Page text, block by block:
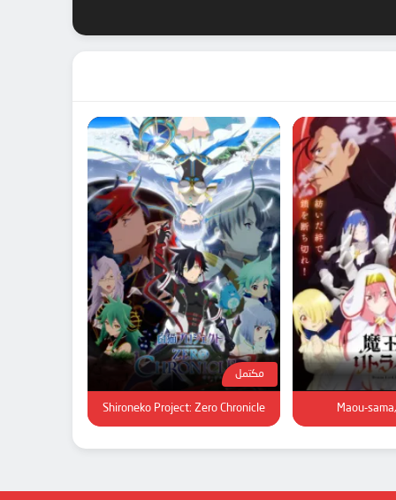
Maou-
مكتمل
Shironeko Project: Zero Chronicle